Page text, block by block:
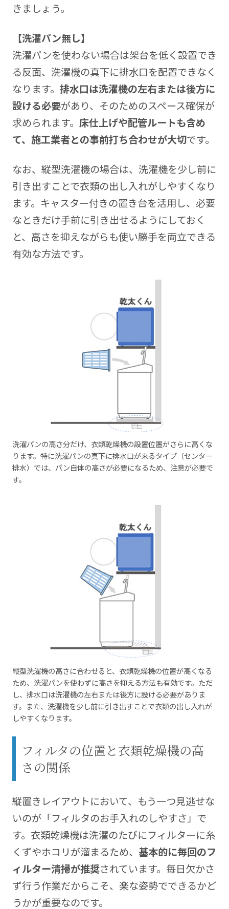
きましょう。
【洗濯パン無し】
洗濯パンを使わない場合は架台を低く設置でき
る反面、洗濯機の真下に排水口を配置できなく
なります。 排水口は洗濯機の左右または後方に
設ける必要があり、そのためのスペース確保が
求められます。 床仕上げや配管ルートも含め
て、施工業者との事前打ち合わせが大切です。
なお、縦型洗濯機の場合は、洗濯機を少し前に
引き出すことで衣類の出し入れがしやすくなり
ます。キャスター付きの置き台を活用し、必要
なときだけ手前に引き出せるようにしておく
と、高さを抑えながらも使い勝手を両立できる
有効な方法です。
洗濯パンの高さ分だけ、衣類乾燥機の設置位置がさらに高くな
ります。特に洗濯パンの真下に排水口が来るタイプ（センター
排水）では、パン自体の高さが必要になるため、注意が必要で
す。
縦型洗濯機の高さに合わせると、衣類乾燥機の位置が高くなる
ため、洗濯パンを使わずに高さを抑える方法も有効です。ただ
し、排水口は洗濯機の左右または後方に設ける必要がありま
す。また、洗濯機を少し前に引き出すことで衣類の出し入れが
しやすくなります。
フィルタの位置と衣類乾燥機の高
さの関係
縦置きレイアウトにおいて、もう一つ見逃せな
いのが「フィルタのお手入れのしやすさ」で
す。衣類乾燥機は洗濯のたびにフィルターに糸
くずやホコリが溜まるため、 基本的に毎回のフ
ィルター清掃が推奨されています。毎日欠かさ
ず行う作業だからこそ、楽な姿勢でできるかど
うかが重要なのです。